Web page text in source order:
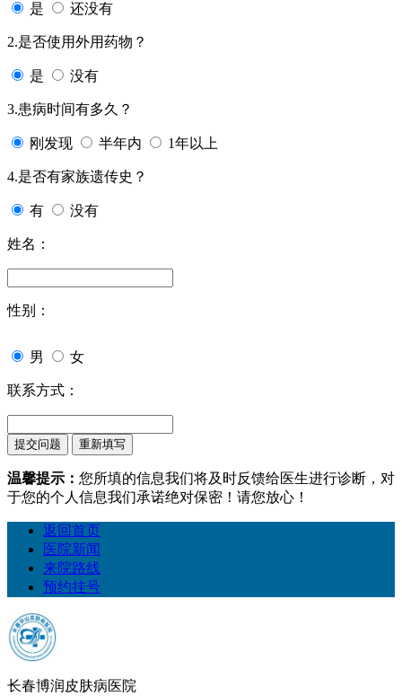
是 还没有
2.是否使用外用药物？
是 没有
3.患病时间有多久？
刚发现 半年内 1年以上
4.是否有家族遗传史？
有 没有
姓名：
性别：
男 女
联系方式：
温馨提示： 您所填的信息我们将及时反馈给医生进行诊断，对
于您的个人信息我们承诺绝对保密！请您放心！
返回首页
医院新闻
来院路线
预约挂号
长春博润皮肤病医院